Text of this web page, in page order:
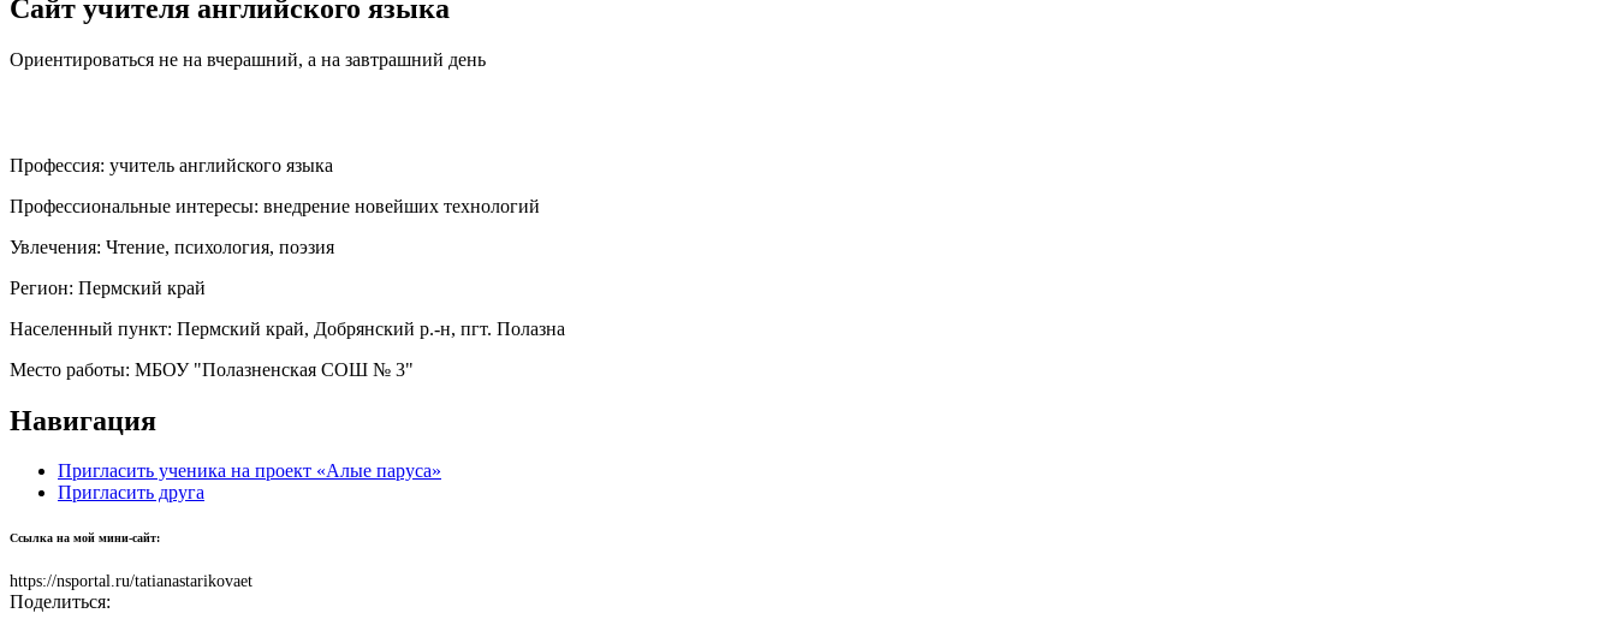
Сайт учителя английского языка
Ориентироваться не на вчерашний, а на завтрашний день
Профессия: учитель английского языка
Профессиональные интересы: внедрение новейших технологий
Увлечения: Чтение, психология, поэзия
Регион: Пермский край
Населенный пункт: Пермский край, Добрянский р.-н, пгт. Полазна
Место работы: МБОУ "Полазненская СОШ № 3"
Навигация
Пригласить ученика на проект «Алые паруса»
Пригласить друга
Ссылка на мой мини-сайт:
https://nsportal.ru/tatianastarikovaet
Поделиться: